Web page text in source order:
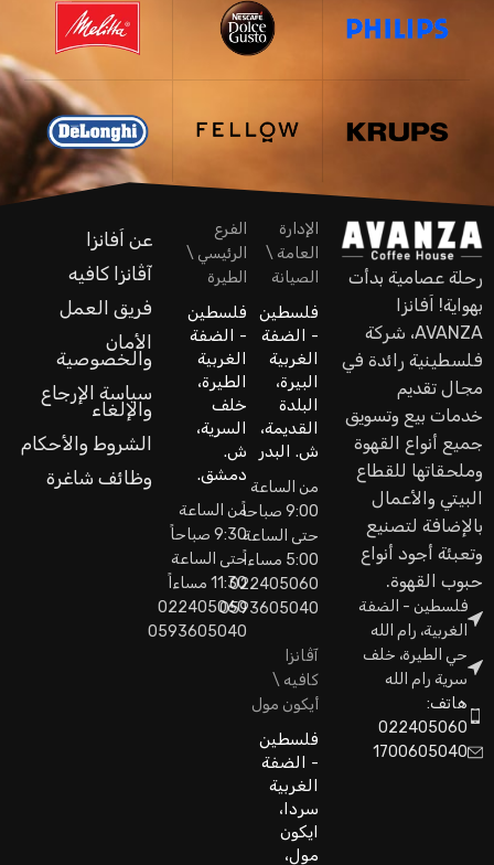
رحلة عصامية بدأت
بهواية! اَفانزا
AVANZA، شركة
فلسطينية رائدة في
مجال تقديم
خدمات بيع وتسويق
جميع أنواع القهوة
وملحقاتها للقطاع
البيتي والأعمال
بالإضافة لتصنيع
وتعبئة أجود أنواع
حبوب القهوة.
فلسطين - الضفة
الغربية، رام الله
حي الطيرة، خلف
سرية رام الله
هاتف:
022405060
1700605040
الإدارة
العامة \
الصيانة
فلسطين
- الضفة
الغربية
البيرة،
البلدة
القديمة،
ش. البدر
من الساعة
9:00 صباحاً
حتى الساعة
5:00 مساءاً
022405060
0593605040
الفرع
الرئيسي \
الطيرة
فلسطين
- الضفة
الغربية
الطيرة،
خلف
السرية،
ش.
دمشق.
من الساعة
9:30 صباحاً
حتى الساعة
11:30 مساءاً
022405060
0593605040
آڤانزا
كافيه \
أيكون مول
فلسطين
- الضفة
الغربية
سردا،
ايكون
مول،
عن اَفانزا
آڤانزا كافيه
فريق العمل
الأمان
والخصوصية
سياسة الإرجاع
والإلغاء
الشروط والأحكام
وظائف شاغرة